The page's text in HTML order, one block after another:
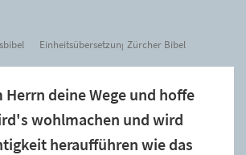
Einheitsübersetzung Zürcher Bibel
Herrn deine Wege und hoffe
wohlmachen und wird
heraufführen wie das